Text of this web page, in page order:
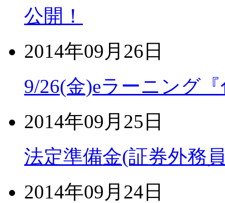
公開！
2014年09月26日
9/26(金)eラーニング
2014年09月25日
法定準備金(証券外務
2014年09月24日